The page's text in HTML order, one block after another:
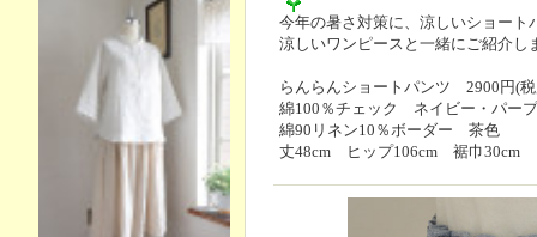
今年の暑さ対策に、涼しいショート
涼しいワンピースと一緒にご紹介し
らんらんショートパンツ 2900円(
綿100％チェック ネイビー・パー
綿90リネン10％ボーダー 茶色
丈48cm ヒップ106cm 裾巾30cm